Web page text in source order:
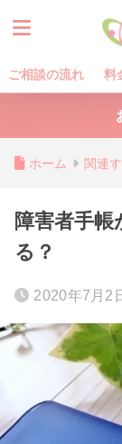
ご相談の流れ 料
ホーム 関連
障害者手
る？
2020年7月2